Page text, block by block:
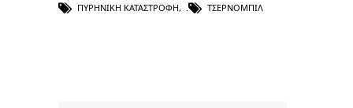
ΠΥΡΗΝΙΚΉ ΚΑΤΑΣΤΡΟΦΉ, ΤΣΈΡΝΟΜΠΙΛ